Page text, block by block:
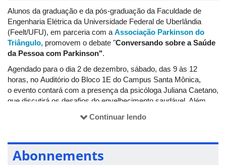
Alunos da graduação e da pós-graduação da Faculdade de
Engenharia Elétrica da Universidade Federal de Uberlândia
(Feelt/UFU), em parceria com a Associação Parkinson do
Triângulo, promovem o debate "Conversando sobre a Saúde
da Pessoa com Parkinson".
Agendado para o dia 2 de dezembro, sábado, das 9 às 12
horas, no Auditório do Bloco 1E do Campus Santa Mônica,
o evento contará com a presença da psicóloga Juliana Caetano,
que discutirá os desafios do envelhecimento saudável. Além
estará presente para discutir a alimentação como fator de
Continuar lendo
Abonnements